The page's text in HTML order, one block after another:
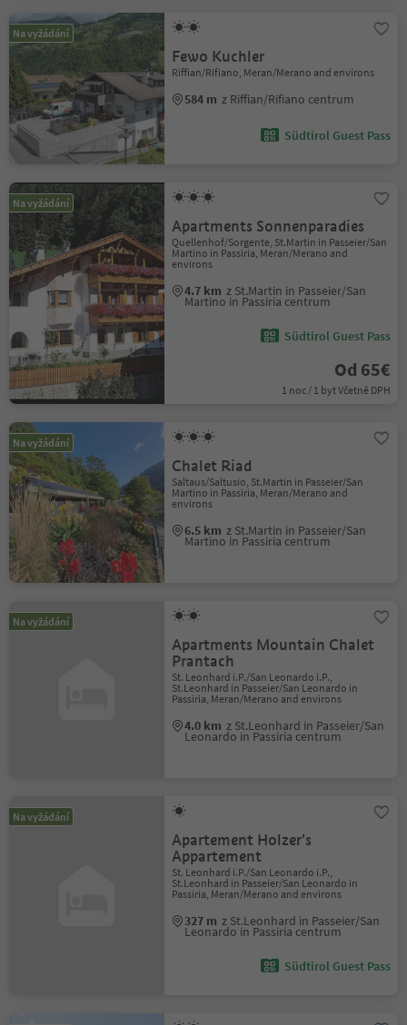
Na vyžádání
Fewo Kuchler
Riffian/Rifiano, Meran/Merano and environs
584 m z Riffian/Rifiano centrum
Südtirol Guest Pass
Na vyžádání
Apartments Sonnenparadies
Quellenhof/Sorgente, St.Martin in Passeier/San
Martino in Passiria, Meran/Merano and
environs
4.7 km z St.Martin in Passeier/San
Martino in Passiria centrum
Südtirol Guest Pass
Od 65€
1 noc / 1 byt Včetně DPH
Na vyžádání
Chalet Riad
Saltaus/Saltusio, St.Martin in Passeier/San
Martino in Passiria, Meran/Merano and
environs
6.5 km z St.Martin in Passeier/San
Martino in Passiria centrum
Na vyžádání
Apartments Mountain Chalet
Prantach
St. Leonhard i.P./San Leonardo i.P.,
St.Leonhard in Passeier/San Leonardo in
Passiria, Meran/Merano and environs
4.0 km z St.Leonhard in Passeier/San
Leonardo in Passiria centrum
Na vyžádání
Apartement Holzer's
Appartement
St. Leonhard i.P./San Leonardo i.P.,
St.Leonhard in Passeier/San Leonardo in
Passiria, Meran/Merano and environs
327 m z St.Leonhard in Passeier/San
Leonardo in Passiria centrum
Südtirol Guest Pass